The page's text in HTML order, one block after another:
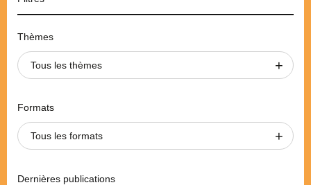
Thèmes
Tous les thèmes
Formats
Tous les formats
Dernières publications